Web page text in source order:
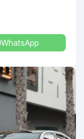
WhatsApp